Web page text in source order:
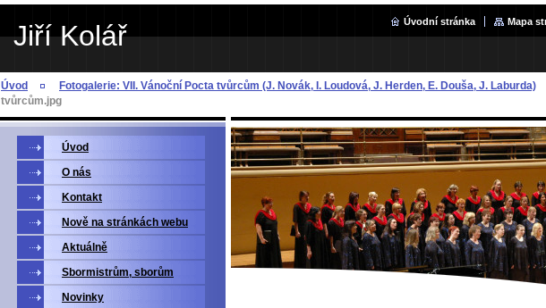
Jiří Kolář Úvodní stránka Mapa
Úvod
Fotogalerie: VII. Vánoční Pocta tvůrcům (J. Novák, I. Loudová, J. Herden, E. Douša, J. Laburda)
tvůrcům.jpg
Úvod
O nás
Kontakt
Nově na stránkách webu
Aktuálně
Sbormistrům, sborům
Novinky